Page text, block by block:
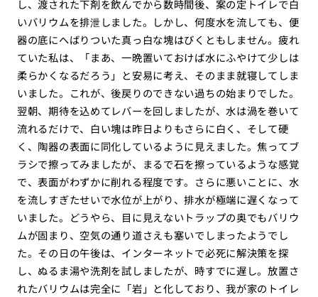
し、渡された下剤を飲んでから数時間後、案の定トイレで白
いバリウムを排泄しました。しかし、何度水を流しても、便
器の底にへばりついた真っ白な塊はびくともしません。疲れ
ていた私は、「まあ、一晩置いておけば水にふやけて少しは
柔らかくなるだろう」と安易に考え、そのまま就寝してしま
いました。これが、後戻りのできない過ちの始まりでした。
翌朝、期待を込めてレバーを回しましたが、水は渦を巻いて
流れるだけで、白い塊は昨日よりもさらに白く、そして硬
く、陶器の表面に同化しているように見えました。焦ってブ
ラシで擦ってみましたが、まるで石を擦っているような感覚
で、表面がわずかに削れる程度です。さらに悪いことに、水
を流しすぎたせいで水位が上がり、排水が極端に遅くなって
いました。どうやら、目に見えないトラップの奥でもバリウ
ムが固まり、空気の通り道さえも塞いでしまったようでし
た。その日の午後は、インターネットで必死に解決策を探
し、ぬるま湯や洗剤を試しましたが、時すでに遅し。放置さ
れたバリウムは完全に「岩」と化しており、我が家のトイレ